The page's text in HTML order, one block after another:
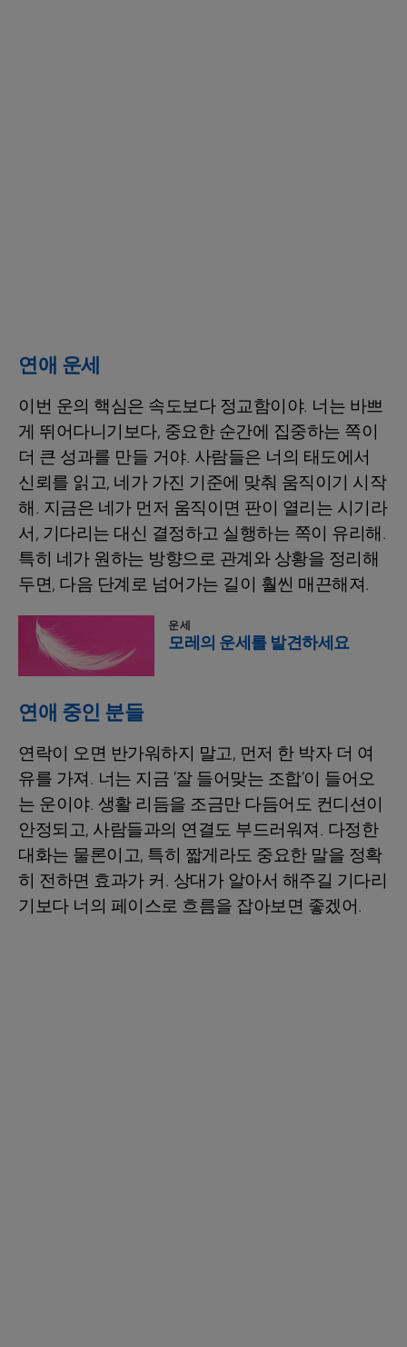
연애 운세
이번 운의 핵심은 속도보다 정교함이야. 너는 바쁘
게 뛰어다니기보다, 중요한 순간에 집중하는 쪽이
더 큰 성과를 만들 거야. 사람들은 너의 태도에서
신뢰를 읽고, 네가 가진 기준에 맞춰 움직이기 시작
해. 지금은 네가 먼저 움직이면 판이 열리는 시기라
서, 기다리는 대신 결정하고 실행하는 쪽이 유리해.
특히 네가 원하는 방향으로 관계와 상황을 정리해
두면, 다음 단계로 넘어가는 길이 훨씬 매끈해져.
운세
모레의 운세를 발견하세요
연애 중인 분들
연락이 오면 반가워하지 말고, 먼저 한 박자 더 여
유를 가져. 너는 지금 ‘잘 들어맞는 조합’이 들어오
는 운이야. 생활 리듬을 조금만 다듬어도 컨디션이
안정되고, 사람들과의 연결도 부드러워져. 다정한
대화는 물론이고, 특히 짧게라도 중요한 말을 정확
히 전하면 효과가 커. 상대가 알아서 해주길 기다리
기보다 너의 페이스로 흐름을 잡아보면 좋겠어.